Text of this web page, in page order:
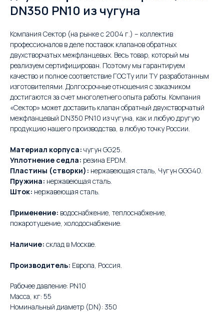
DN350 PN10 из чугуна
Компания Сектор (на рынке с 2004 г.) – коллектив
профессионалов в деле поставок клапанов обратных
двухстворчатых межфланцевых. Весь товар, который мы
реализуем сертифицирован. Поэтому мы гарантируем
качество и полное соответствие ГОСТу или ТУ разработанным
изготовителями. Долгосрочные отношения с заказчиком
достигаются за счет многолетнего опыта работы. Компания
«Сектор» может доставить клапан обратный двухстворчатый
межфланцевый DN350 PN10 из чугуна, как и любую другую
продукцию нашего производства, в любую точку России.
Материал корпуса: чугун GG25.
Уплотнение седла: резина EPDM.
Пластины (створки): нержавеющая сталь, Чугун GGG40.
Пружина: нержавеющая сталь.
Шток: нержавеющая сталь.
Применение: водоснабжение, теплоснабжение,
пожаротушение, холодоснабжение.
Наличие: склад в Москве.
Производитель: Европа, Россия.
Рабочее давление: PN10
Масса, кг: 55
Номинальный диаметр (DN): 350